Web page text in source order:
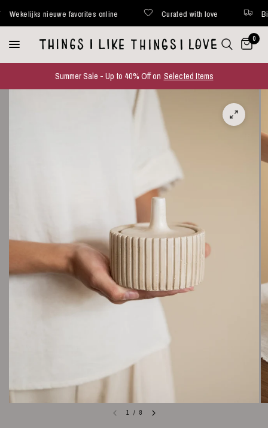
nieuwe favorites online Curated with love
0
Summer Sale - Up to 40% Off on Selected Items
1 / 8